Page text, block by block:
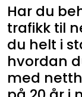
Har du
trafikk til
du helt i
hvordan
med